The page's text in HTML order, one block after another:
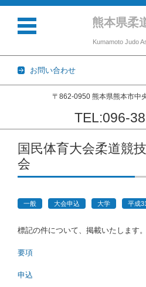
熊本県柔
Kumamoto Judo
お問い合わせ
〒862-0950 熊本県熊本市中
TEL:096-
コンテンツに移動
国民体育大会柔道競
会
一般 大会申込 大学 平成
標記の件について、掲載いたします。
要項
申込